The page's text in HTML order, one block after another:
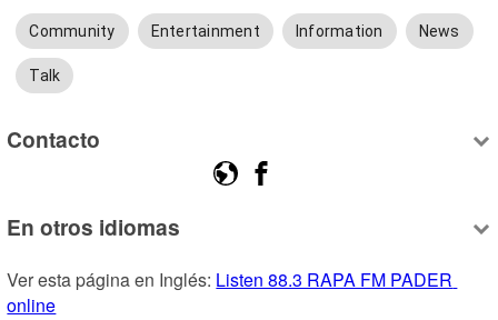
Community Entertainment Information News
Talk
Contacto
En otros idiomas
Ver esta página en Inglés: Listen 88.3 RAPA FM PADER
online